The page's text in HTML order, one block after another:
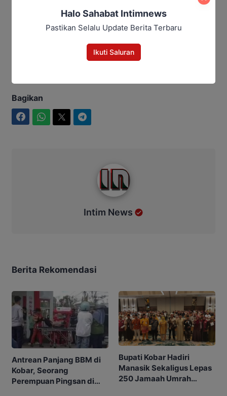
Umrah Alkamila
Bagikan
Intim News
Berita Rekomendasi
Antrean Panjang BBM di
Kobar, Seorang
Perempuan Pingsan di
Bupati Kobar Hadiri
Manasik Sekaligus Lepas
250 Jamaah Umrah
Halo Sahabat Intimnews
Pastikan Selalu Update Berita Terbaru
Ikuti Saluran